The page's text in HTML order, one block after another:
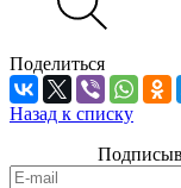
Поделиться
Назад к списку